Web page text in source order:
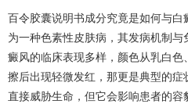
百令胶囊说明书成分究竟是如何与
为一种色素性皮肤病，其发病机制
癜风的临床表现多样，颜色从乳白
擦后出现轻微发红，那更是典型的
直接威胁生命，但它会影响患者的